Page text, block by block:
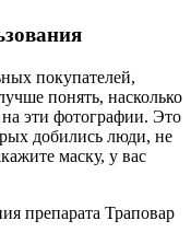
покупателей,
понять, насколько
эти фотографии. Это
добились люди, не
маску, у вас